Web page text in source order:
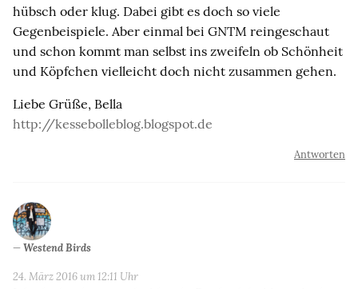
hübsch oder klug. Dabei gibt es doch so viele
Gegenbeispiele. Aber einmal bei GNTM reingeschaut
und schon kommt man selbst ins zweifeln ob Schönheit
und Köpfchen vielleicht doch nicht zusammen gehen.
Liebe Grüße, Bella
http://kessebolleblog.blogspot.de
Antworten
Westend Birds
24. März 2016 um 12:11 Uhr